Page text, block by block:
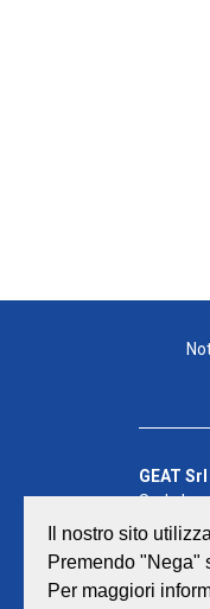
GEAT Srl
Sede
Viale
P.iva/
Capitale
Il nostro sito
Premendo "Nega"
Per maggiori